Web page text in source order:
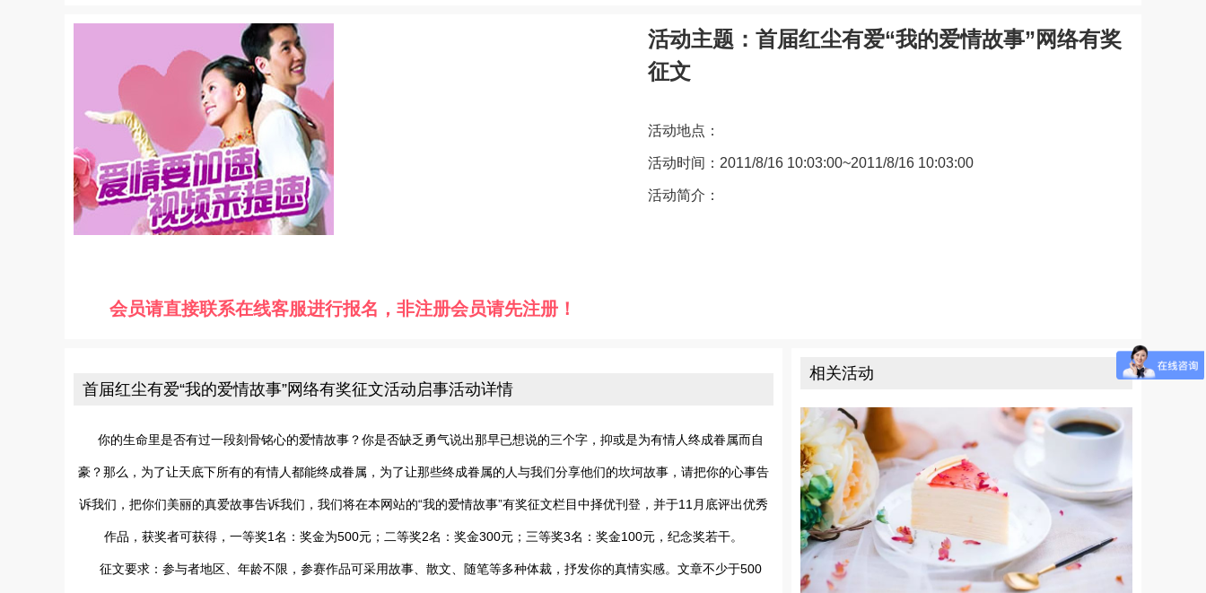
活动主题：首届红尘有爱“我的爱情故事”网络有奖
征文
活动地点：
活动时间：2011/8/16 10:03:00~2011/8/16 10:03:00
活动简介：
会员请直接联系在线客服进行报名，非注册会员请先注册！
首届红尘有爱“我的爱情故事”网络有奖征文活动启事活动详情
你的生命里是否有过一段刻骨铭心的爱情故事？你是否缺乏勇气说出那早已想说的三个字，抑或是为有情人终成眷属而自
豪？那么，为了让天底下所有的有情人都能终成眷属，为了让那些终成眷属的人与我们分享他们的坎坷故事，请把你的心事告
诉我们，把你们美丽的真爱故事告诉我们，我们将在本网站的“我的爱情故事”有奖征文栏目中择优刊登，并于11 月底评出优秀
作品，获奖者可获得，一等奖1名：奖金为500元；二等奖2名：奖金300元；三等奖3名：奖金100元，纪念奖若干。
征文要求：参与者地区、年龄不限，参赛作品可采用故事、散文、随笔等多种体裁，抒发你的真情实感。文章不少于500
相关活动